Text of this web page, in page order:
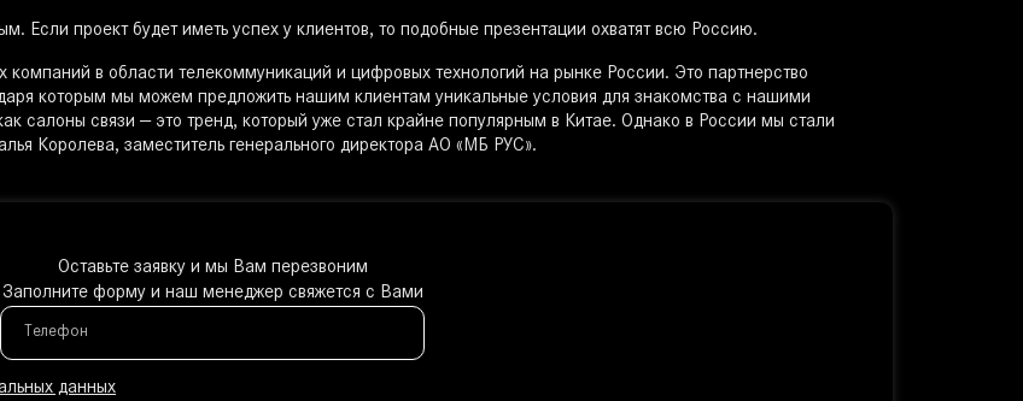
Оставьте заявку и мы Вам перезвоним
Заполните форму и наш менеджер свяжется с Вами
Телефон
данных
Если проект будет иметь успех у клиентов, то подобные презентации охватят всю Россию.
в области телекоммуникаций и цифровых технологий на рынке России. Это партнерство
которым мы можем предложить нашим клиентам уникальные условия для знакомства с нашими
салоны связи — это тренд, который уже стал крайне популярным в Китае. Однако в России мы стали
Королева, заместитель генерального директора АО «МБ РУС».